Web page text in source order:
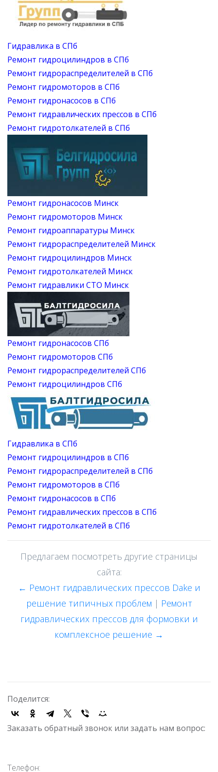
Гидравлика в СПб
Ремонт гидроцилиндров в СПб
Ремонт гидрораспределителей в СПб
Ремонт гидромоторов в СПб
Ремонт гидронасосов в СПб
Ремонт гидравлических прессов в СПб
Ремонт гидротолкателей в СПб
Ремонт гидронасосов Минск
Ремонт гидромоторов Минск
Ремонт гидроаппаратуры Минск
Ремонт гидрораспределителей Минск
Ремонт гидроцилиндров Минск
Ремонт гидротолкателей Минск
Ремонт гидравлики СТО Минск
Ремонт гидронасосов СПб
Ремонт гидромоторов СПб
Ремонт гидрораспределителей СПб
Ремонт гидроцилиндров СПб
Гидравлика в СПб
Ремонт гидроцилиндров в СПб
Ремонт гидрораспределителей в СПб
Ремонт гидромоторов в СПб
Ремонт гидронасосов в СПб
Ремонт гидравлических прессов в СПб
Ремонт гидротолкателей в СПб
Предлагаем посмотреть другие страницы
сайта:
← Ремонт гидравлических прессов Dake и
решение типичных проблем | Ремонт
гидравлических прессов для формовки и
комплексное решение →
Поделится:
Заказать обратный звонок или задать нам вопрос:
Телефон: